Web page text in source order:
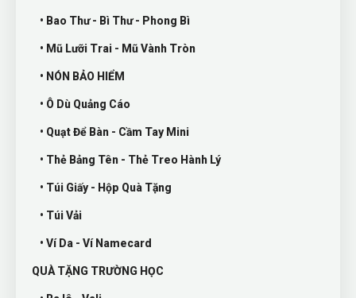
• Bao Thư - Bì Thư - Phong Bì
• Mũ Lưỡi Trai - Mũ Vành Tròn
• NÓN BẢO HIỂM
• Ô Dù Quảng Cáo
• Quạt Để Bàn - Cầm Tay Mini
• Thẻ Bảng Tên - Thẻ Treo Hành Lý
• Túi Giấy - Hộp Quà Tặng
• Túi Vải
• Ví Da - Ví Namecard
QUÀ TẶNG TRƯỜNG HỌC